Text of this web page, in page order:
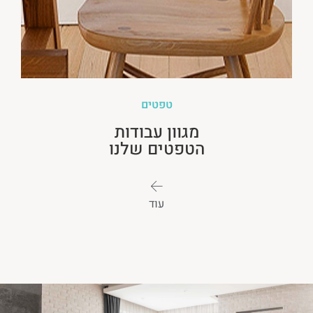
טפטים
מגוון עבודות
הטפטים שלנו
עוד